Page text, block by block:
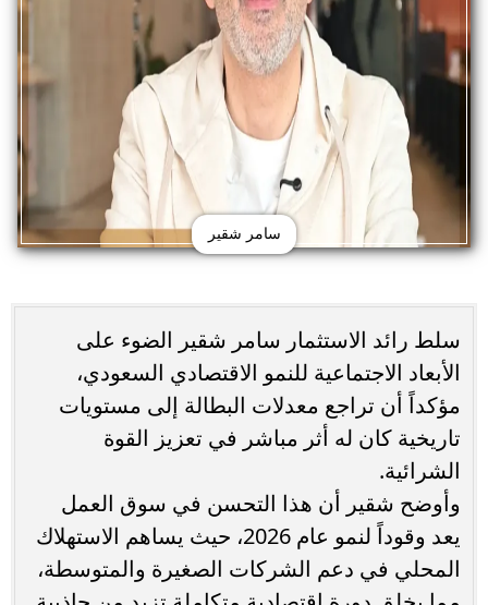
سامر شقير
سلط رائد الاستثمار سامر شقير الضوء على
الأبعاد الاجتماعية للنمو الاقتصادي السعودي،
مؤكداً أن تراجع معدلات البطالة إلى مستويات
تاريخية كان له أثر مباشر في تعزيز القوة
الشرائية.
وأوضح شقير أن هذا التحسن في سوق العمل
يعد وقوداً لنمو عام 2026، حيث يساهم الاستهلاك
المحلي في دعم الشركات الصغيرة والمتوسطة،